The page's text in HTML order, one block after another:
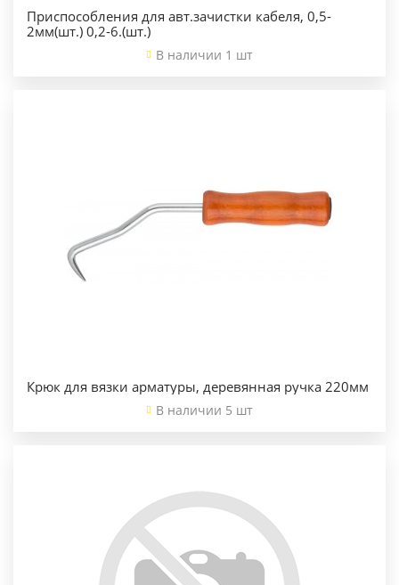
Приспособления для авт.зачистки кабеля, 0,5-
2мм(шт.) 0,2-6.(шт.)
В наличии 1 шт
Крюк для вязки арматуры, деревянная ручка 220мм
В наличии 5 шт